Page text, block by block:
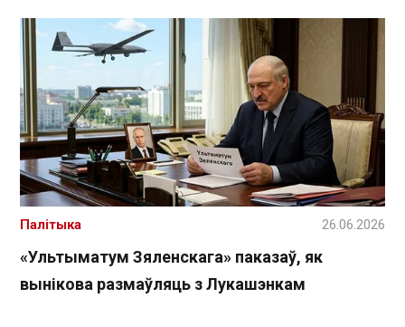
«Ультыматум Зяленскага» паказаў, як
вынікова размаўляць з Лукашэнкам
Палітыка 26.06.2026